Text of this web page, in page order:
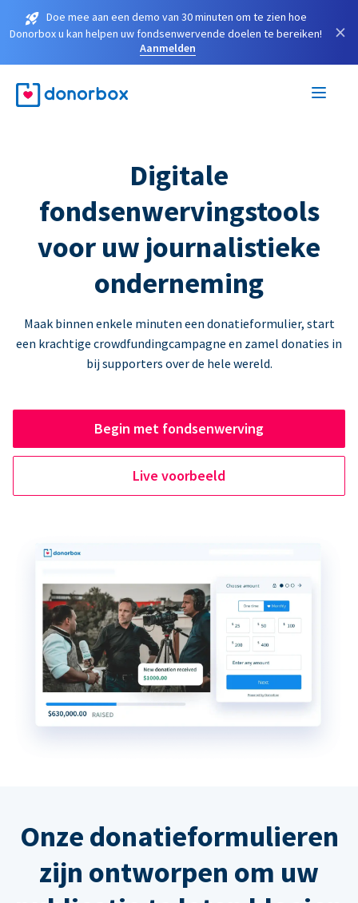
Doe mee aan een demo van 30 minuten om te zien hoe
Donorbox u kan helpen uw fondsenwervende doelen te bereiken!
Aanmelden
×
Digitale
fondsenwervingstools
voor uw journalistieke
onderneming
Maak binnen enkele minuten een donatieformulier, start
een krachtige crowdfundingcampagne en zamel donaties in
bij supporters over de hele wereld.
Begin met fondsenwerving
Live voorbeeld
Onze donatieformulieren
zijn ontworpen om uw